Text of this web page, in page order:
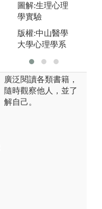
圖解:生理心理
學實驗
版權:中山醫學
大學心理學系
廣泛閱讀各類書籍，
隨時觀察他人，並了
解自己。